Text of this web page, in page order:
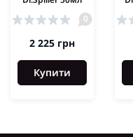
0
2 225 грн
Купити